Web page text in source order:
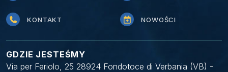
KONTAKT NOWOŚCI
GDZIE JESTEŚMY
Via per Feriolo, 25 28924 Fondotoce di Verbania (VB) -